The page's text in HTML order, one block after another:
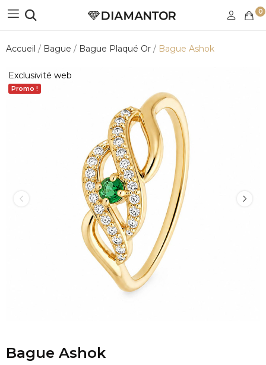
0
Accueil Bague Bague Plaqué Or Bague Ashok
Exclusivité web
Promo !
Bague Ashok